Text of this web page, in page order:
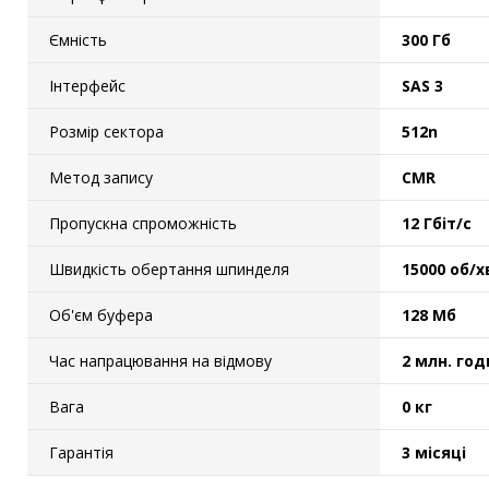
Ємність 300 Гб
Інтерфейс SAS 3
Розмір сектора 512n
Метод запису CMR
Пропускна спроможність 12 Гбіт/с
Швидкість обертання шпинделя 15000 об/
Об'єм буфера 128 Мб
Час напрацювання на відмову 2 млн.
Вага 0 кг
Гарантія 3 місяці